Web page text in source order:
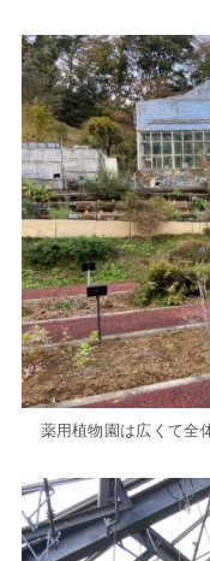
薬用植物園は広くて全